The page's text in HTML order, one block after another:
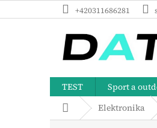
na
+420311686281
TEST Sport a
Domů Elektronika